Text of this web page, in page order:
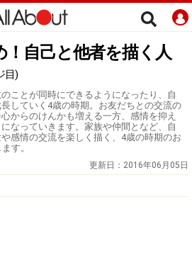
自己と他者を描く人
目)
ことが同時にできるようになったり、自
していく4歳の時期。お友だちとの交流の
からのけんかも増える一方、感情を抑え
なっていきます。家族や仲間となど、自
感情の交流を楽しく描く、4歳の時期のお
す。
更新日： 2016年06月05日